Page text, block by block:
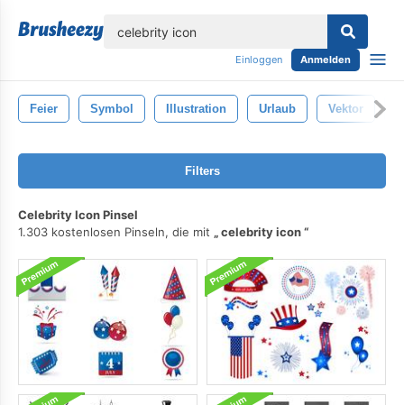
Einloggen Anmelden
Feier Symbol Illustration Urlaub Vektor
Filters
Celebrity Icon Pinsel
1.303 kostenlosen Pinseln, die mit
celebrity icon